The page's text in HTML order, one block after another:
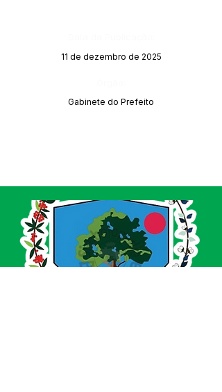
11 de dezembro de 2025
Gabinete do Prefeito